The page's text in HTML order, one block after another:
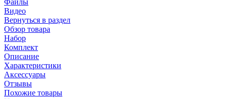
Видео
Вернуться в раздел
Обзор товара
Набор
Комплект
Описание
Характеристики
Аксессуары
Отзывы
Похожие товары